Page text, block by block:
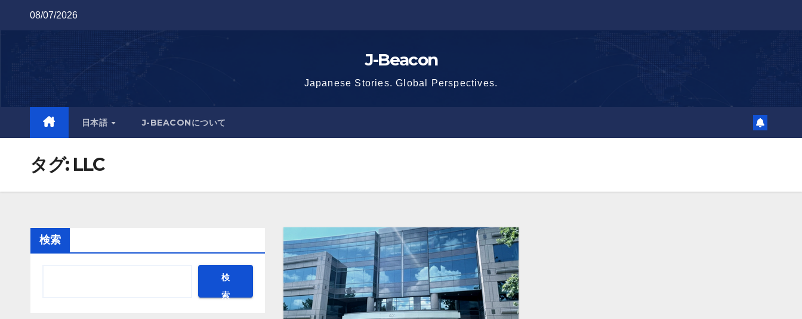
08/07/2026
J-Beacon
Japanese Stories. Global Perspectives.
日本語 J-BEACONについて
タグ: LLC
検索
検
索